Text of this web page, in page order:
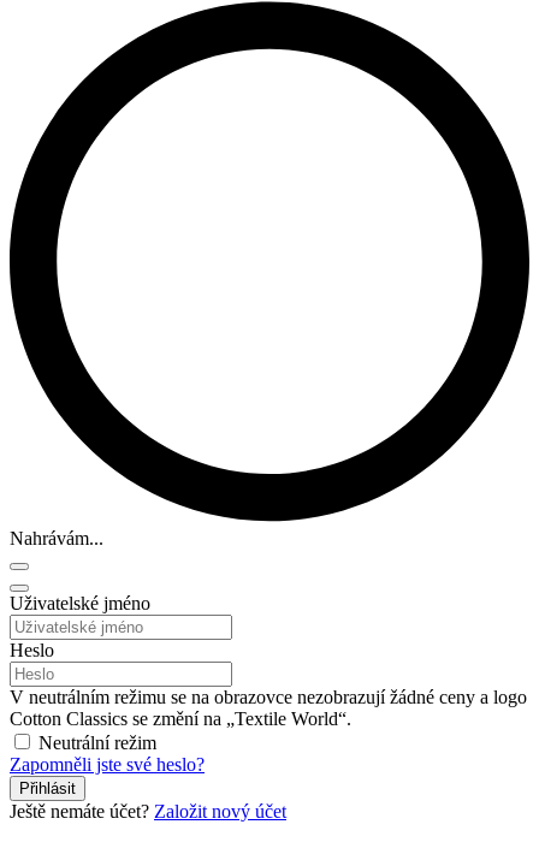
Nahrávám...
Uživatelské jméno
Heslo
V neutrálním režimu se na obrazovce nezobrazují žádné ceny a logo
Cotton Classics se změní na „Textile World“.
Neutrální režim
Zapomněli jste své heslo?
Přihlásit
Ještě nemáte účet? Založit nový účet